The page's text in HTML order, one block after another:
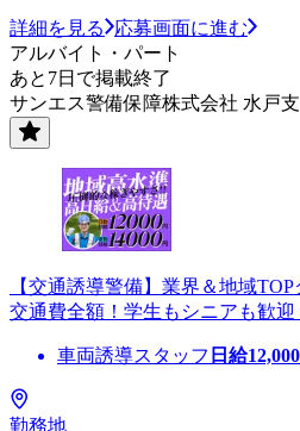
詳細を見る
応募画面に進む
アルバイト・パート
あと7日で掲載終了
サンエス警備保障株式会社 水戸
【交通誘導警備】業界＆地域
交通費全額！学生もシニアも歓
車両誘導スタッフ 日給12,000
勤務地